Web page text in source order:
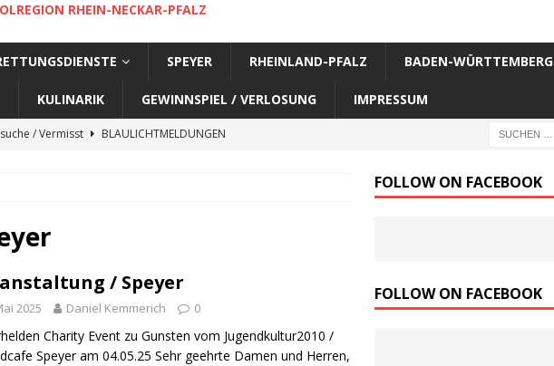
RHEIN-NECKAR-PFALZ
SPEYER RHEINLAND-PFALZ BADEN-WÜRTTEMBERG
KULINARIK GEWINNSPIEL / VERLOSUNG IMPRESSUM
/ Vermisst
BLAULICHTMELDUNGEN
/ Vermisst
/ Vermisst
/ Vermisst
/ Vermisst
BLAULICHTMELDUNGEN
/ Vermisst
BLAULICHTMELDUNGEN
Warnmeldung der Polizei
BLAULICHTMELDUNGEN
/ Speyer
2025 Daniel Kemmerich 0
Charity Event zu Gunsten vom Jugendkultur2010 /
Speyer am 04.05.25 Sehr geehrte Damen und Herren,
FOLLOW ON FACEBOOK
FOLLOW ON FACEBOOK